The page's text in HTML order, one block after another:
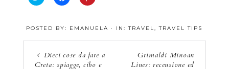
F
c
l
F
c
l
p
e
r
F
c
l
u
i
POSTED BY: EMANUELA · IN:TRAVEL,TRAVEL TIPS
Dieci cose da fare a
Creta: spiagge, cibo e
Grimaldi Minoan
Lines: recensione ed